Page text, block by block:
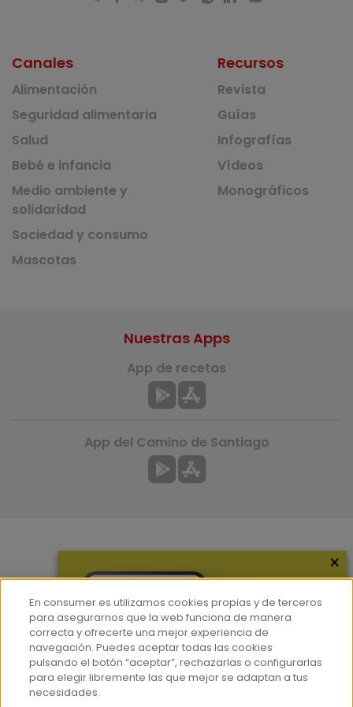
Canales
Alimentación
Seguridad alimentaria
Salud
Bebé e infancia
Medio ambiente y
solidaridad
Sociedad y consumo
Mascotas
Recursos
Revista
Guías
Infografías
Vídeos
Monográficos
Hemeroteca
Contacto
Prensa
Corpus Lingüístico Consumer
Nuestras Apps
App de recetas
App del Camino de Santiago
×
En consumer.es utilizamos cookies propias y de terceros
para asegurarnos que la web funciona de manera
correcta y ofrecerte una mejor experiencia de
navegación. Puedes aceptar todas las cookies
pulsando el botón “aceptar”, rechazarlas o configurarlas
para elegir libremente las que mejor se adaptan a tus
necesidades.